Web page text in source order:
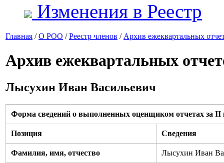
Изменения в Реестр
Главная /О РОО /Реестр членов / Архив ежеквартальных
Архив ежеквартальных
Лысухин Иван Васильевич
Форма сведений о выполненных оценщиком отчетах за II
Позиция Сведения
Фамилия, имя, отчество Лысухин Иван